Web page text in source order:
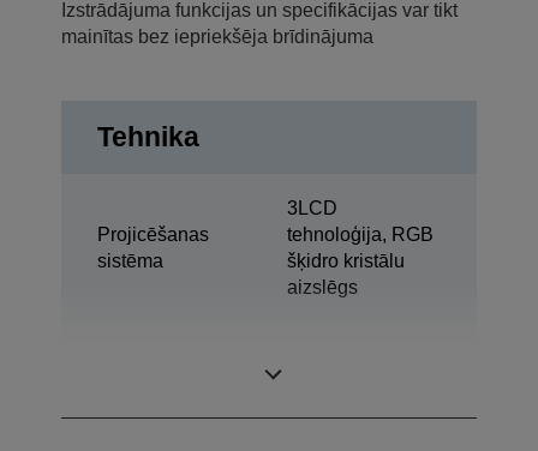
Izstrādājuma funkcijas un specifikācijas var tikt
mainītas bez iepriekšēja brīdinājuma
Tehnika
Projicēšanas
sistēma
3LCD
tehnoloģija, RGB
šķidro kristālu
aizslēgs